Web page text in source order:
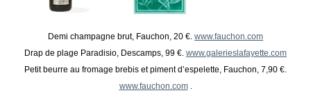
Demi champagne brut, Fauchon, 20 €. www.fauchon.com
Drap de plage Paradisio, Descamps, 99 €. www.galerieslafayette.com
Petit beurre au fromage brebis et piment d’espelette, Fauchon, 7,90 €.
www.fauchon.com.